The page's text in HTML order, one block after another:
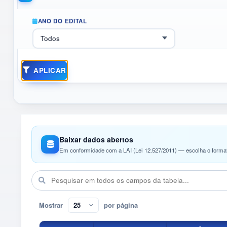
ANO DO EDITAL
APLICAR
Baixar dados abertos
Em conformidade com a LAI (Lei 12.527/2011) — escolha o
Mostrar por página